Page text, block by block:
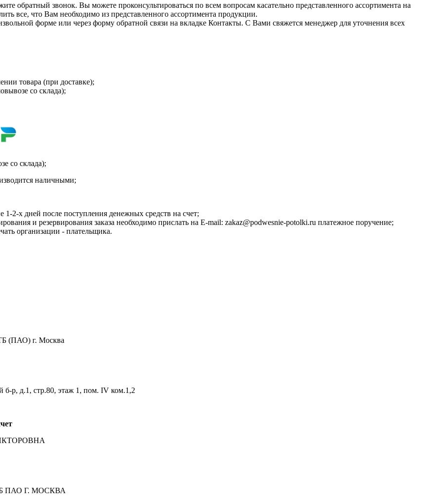
обратный звонок. Вы можете проконсультироваться по всем вопросам касательно представленного ассортимента на
все, что Вам необходимо из представленного ассортимента продукции.
форме или через форму обратной связи на вкладке Контакты. С Вами свяжется менеджер для уточнения всех
товара (при доставке);
со склада);
со склада);
наличными;
1-2-х дней после поступления денежных средств на счет;
и резервирования заказа необходимо прислать на E-mail: zakaz@podwesnie-potolki.ru платежное поручение;
организации - плательщика.
(ПАО) г. Москва
р, д.1, стр.80, этаж 1, пом. IV ком.1,2
ПАО Г. МОСКВА